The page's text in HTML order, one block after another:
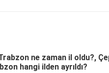
ne zaman il oldu?,
hangi ilden ayrıldı?